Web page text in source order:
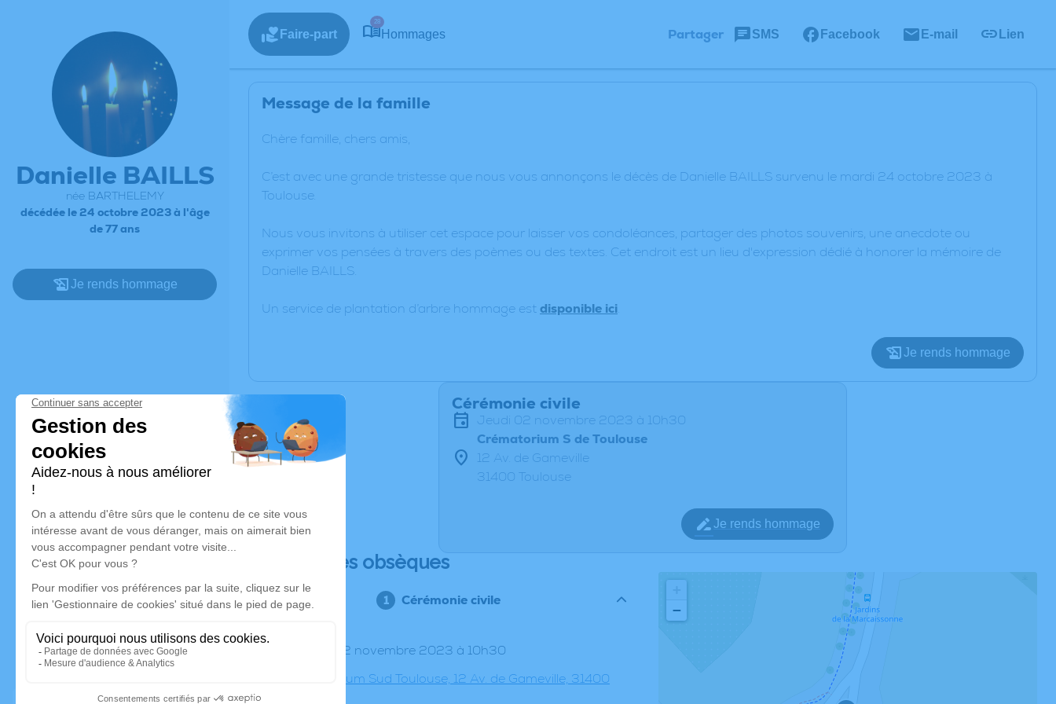
Danielle BAILLS
née BARTHELEMY
décédée le 24 octobre 2023 à l'âge
de 77 ans
Je rends hommage
Faire-part
28
Hommages Partager SMS Facebook E-mail Lien
Message de la famille
Chère famille, chers amis,
C’est avec une grande tristesse que nous vous annonçons le décès de Danielle BAILLS survenu le mardi 24 octobre 2023 à
Toulouse.
Nous vous invitons à utiliser cet espace pour laisser vos condoléances, partager des photos souvenirs, une anecdote ou
exprimer vos pensées à travers des poèmes ou des textes. Cet endroit est un lieu d'expression dédié à honorer la mémoire de
Danielle BAILLS.
Un service de plantation d’arbre hommage est disponible ici
Je rends hommage
Cérémonie civile
jeudi 02 novembre 2023 à 10h30
Crématorium S de Toulouse
12 Av. de Gameville
31400 Toulouse
Je rends hommage
Déroulé des obsèques
Cérémonie civile
Le jeudi 02 novembre 2023 à 10h30
Crématorium Sud Toulouse, 12 Av. de Gameville, 31400
−